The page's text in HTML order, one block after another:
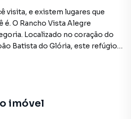
visita, e existem lugares que
O Rancho Vista Alegre
Localizado no coração do
Batista do Glória, este refúgio
da Serra da Canastra.
som suave da cascata da sua
imóvel